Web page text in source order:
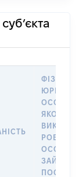
ОСОБА,
ЯКОЇ
РОБОТА
ОСОБА
ПОСАДУ